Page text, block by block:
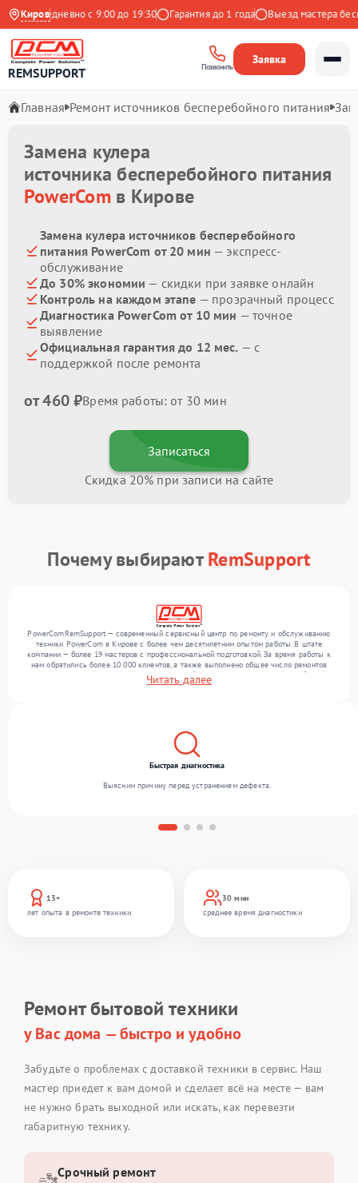
Киров
Ежедневно с 9:00 до 19:30 Гарантия до 1 года Выезд мастера
REMSUPPORT Позвонить
Заявка
Главная Ремонт источников бесперебойного питания
Замена кулера
источника бесперебойного питания
PowerComв Кирове
Замена кулера источников бесперебойного
питания PowerCom от 20 мин — экспресс-
обслуживание
До 30% экономии — скидки при заявке онлайн
Контроль на каждом этапе — прозрачный процесс
Диагностика PowerCom от 10 мин — точное
выявление
Официальная гарантия до 12 мес. — с
поддержкой после ремонта
от 460 ₽Время работы: от 30 мин
Записаться
Скидка 20% при записи на сайте
Почему выбираютRemSupport
PowerComRemSupport — современный сервисный центр по ремонту и обслуживанию
техники PowerCom в Кирове с более чем десятилетним опытом работы. В штате
компании — более 19 мастеров с профессиональной подготовкой. За время работы к
нам обратились более 10 000 клиентов, а также выполнено общее число ремонтов
превысило 12 000. Ежемесячно в сервисный центр поступает от 300 устройств,
включая , , . Мы устраняем поломки любой сложности и гарантируем высокое
Читать далее
13+
лет опыта в ремонте техники
30 мин
среднее время диагностики
Быстрая диагностика
Выясним причину перед устранением дефекта.
Ремонт бытовой техники
у Вас дома — быстро и удобно
Забудьте о проблемах с доставкой техники в сервис. Наш
мастер приедет к вам домой и сделает всё на месте — вам
не нужно брать выходной или искать, как перевезти
габаритную технику.
Срочный ремонт